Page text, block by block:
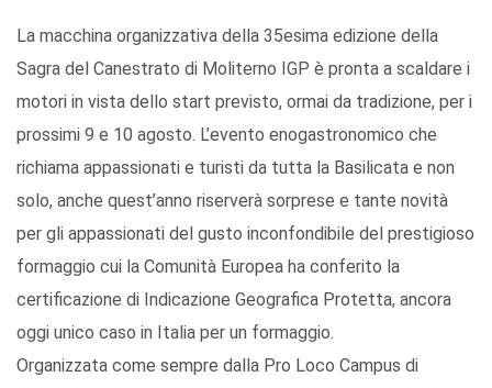
La macchina organizzativa della 35esima edizione della
Sagra del Canestrato di Moliterno IGP è pronta a scaldare i
motori in vista dello start previsto, ormai da tradizione, per i
prossimi 9 e 10 agosto. L’evento enogastronomico che
richiama appassionati e turisti da tutta la Basilicata e non
solo, anche quest’anno riserverà sorprese e tante novità
per gli appassionati del gusto inconfondibile del prestigioso
formaggio cui la Comunità Europea ha conferito la
certificazione di Indicazione Geografica Protetta, ancora
oggi unico caso in Italia per un formaggio.
Organizzata come sempre dalla Pro Loco Campus di